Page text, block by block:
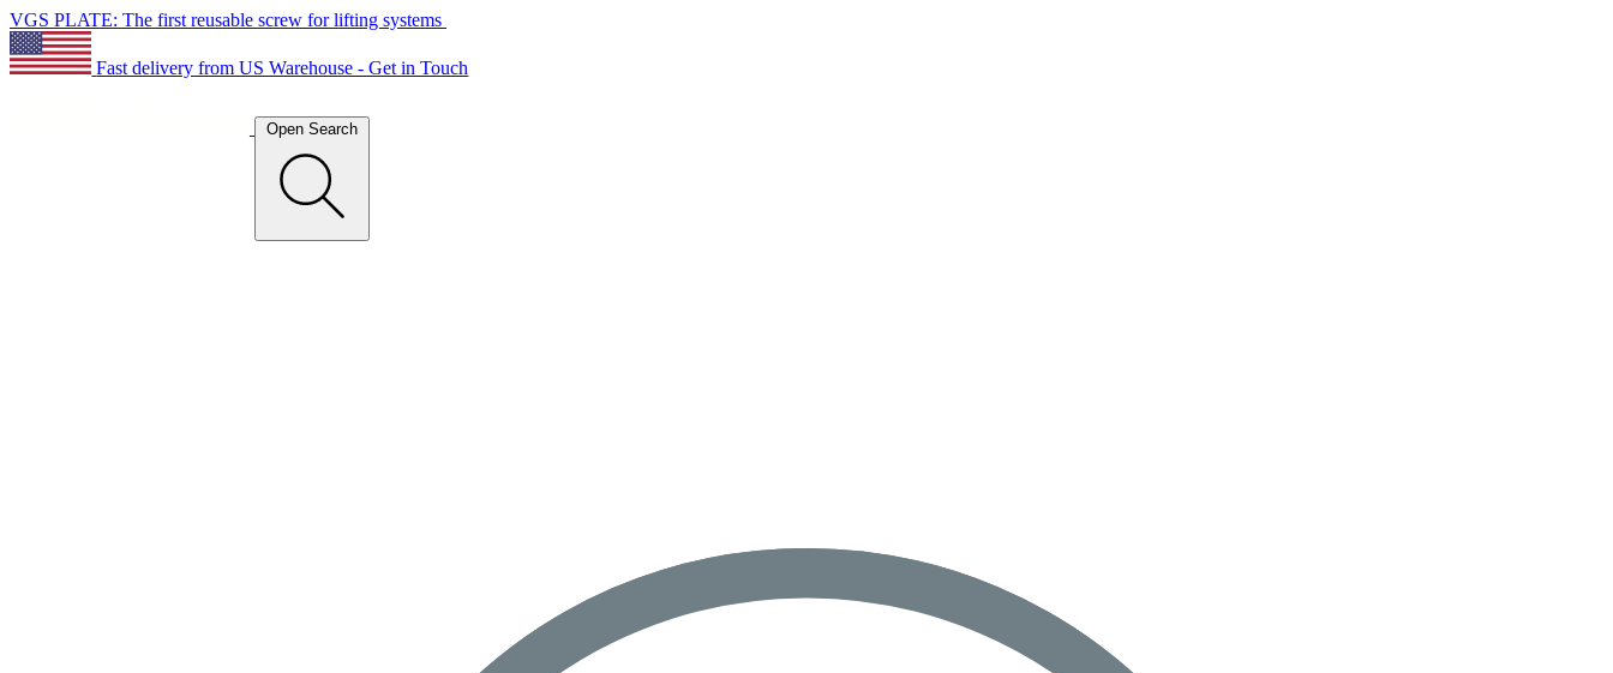
VGS PLATE: The first reusable screw for lifting systems
Fast delivery from US Warehouse - Get in Touch
Open Search